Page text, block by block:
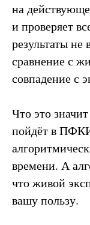
на
и проверяет
результаты
сравнение с
совпадение с
Что это
пойдёт в
времени. А
что живой
вашу пользу.